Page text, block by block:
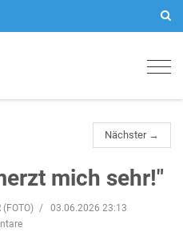
Nächster →
mich sehr!"
(FOTO)
03.06.2026 23:13